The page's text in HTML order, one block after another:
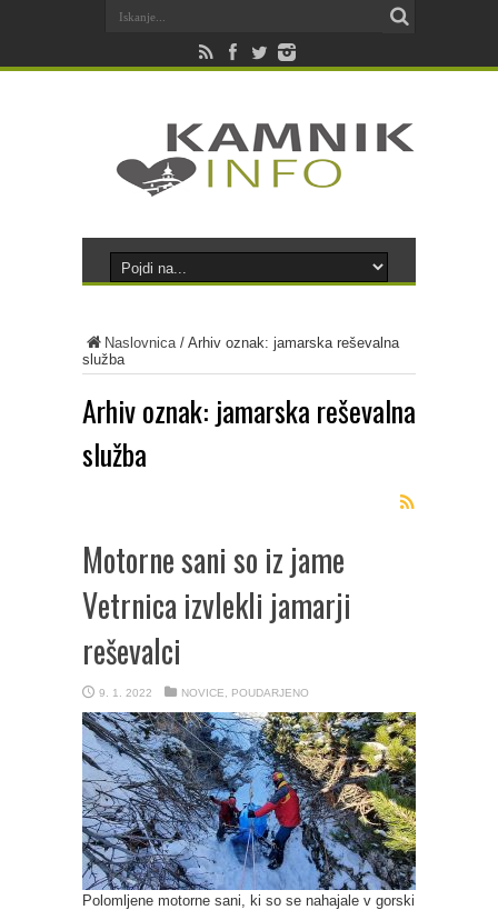
Naslovnica/ Arhiv oznak: jamarska reševalna
služba
Arhiv oznak: jamarska reševalna
služba
Motorne sani so iz jame
Vetrnica izvlekli jamarji
reševalci
9. 1. 2022 NOVICE POUDARJENO
Polomljene motorne sani, ki so se nahajale v gorski